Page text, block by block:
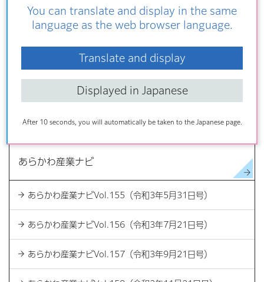
You can translate and display in the same
language as the web browser language.
Translate and display
Displayed in Japanese
After 10 seconds, you will automatically be taken to the Japanese page.
こちらの記事も読まれています
第8回荒川区新製品・新技術大賞 募集開始！
あらかわ産業ナビVol.186（令和8年7月21日号）
あらかわ産業ナビ
あらかわ産業ナビVol.155（令和3年5月31日号）
あらかわ産業ナビVol.156（令和3年7月21日号）
あらかわ産業ナビVol.157（令和3年9月21日号）